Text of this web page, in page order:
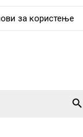
за користење